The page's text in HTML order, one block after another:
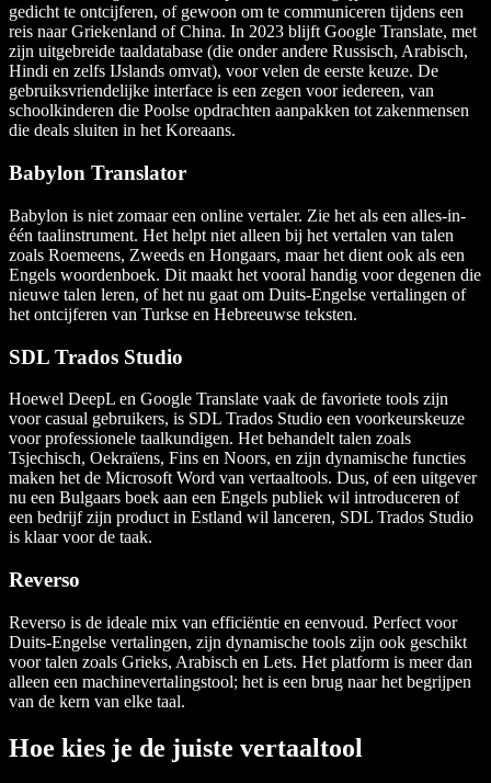
gedicht te ontcijferen, of gewoon om te communiceren tijdens een
reis naar Griekenland of China. In 2023 blijft Google Translate, met
zijn uitgebreide taaldatabase (die onder andere Russisch, Arabisch,
Hindi en zelfs IJslands omvat), voor velen de eerste keuze. De
gebruiksvriendelijke interface is een zegen voor iedereen, van
schoolkinderen die Poolse opdrachten aanpakken tot zakenmensen
die deals sluiten in het Koreaans.
Babylon Translator
Babylon is niet zomaar een online vertaler. Zie het als een alles-in-
één taalinstrument. Het helpt niet alleen bij het vertalen van talen
zoals Roemeens, Zweeds en Hongaars, maar het dient ook als een
Engels woordenboek. Dit maakt het vooral handig voor degenen die
nieuwe talen leren, of het nu gaat om Duits-Engelse vertalingen of
het ontcijferen van Turkse en Hebreeuwse teksten.
SDL Trados Studio
Hoewel DeepL en Google Translate vaak de favoriete tools zijn
voor casual gebruikers, is SDL Trados Studio een voorkeurskeuze
voor professionele taalkundigen. Het behandelt talen zoals
Tsjechisch, Oekraïens, Fins en Noors, en zijn dynamische functies
maken het de Microsoft Word van vertaaltools. Dus, of een uitgever
nu een Bulgaars boek aan een Engels publiek wil introduceren of
een bedrijf zijn product in Estland wil lanceren, SDL Trados Studio
is klaar voor de taak.
Reverso
Reverso is de ideale mix van efficiëntie en eenvoud. Perfect voor
Duits-Engelse vertalingen, zijn dynamische tools zijn ook geschikt
voor talen zoals Grieks, Arabisch en Lets. Het platform is meer dan
alleen een machinevertalingstool; het is een brug naar het begrijpen
van de kern van elke taal.
Hoe kies je de juiste vertaaltool